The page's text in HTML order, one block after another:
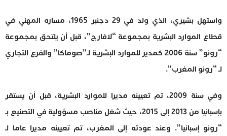
واستهل بشيري، الذي ولد في 29 دجنبر 1965، مساره المهني في
قطاع الموارد البشرية بمجموعة “لافارج”، قبل أن يلتحق بمجموعة
“رونو” سنة 2006 كمدير للموارد البشرية لـ”صوماكا” والفرع التجاري
لـ “رونو المغرب”.
وفي سنة 2009، تم تعيينه مديرا للموارد البشرية، قبل أن يستقر
بإسبانيا من 2013 إلى 2015، حيث شغل مناصب مسؤولية في التصنيع بـ
“رونو إسبانيا”. وعند عودته إلى المغرب، تم تعيينه مديرا عاما لـ